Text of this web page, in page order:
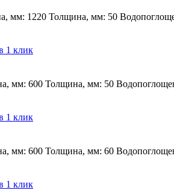
1220 Толщина, мм: 50
1 клик
600 Толщина, мм: 50
1 клик
600 Толщина, мм: 60
1 клик